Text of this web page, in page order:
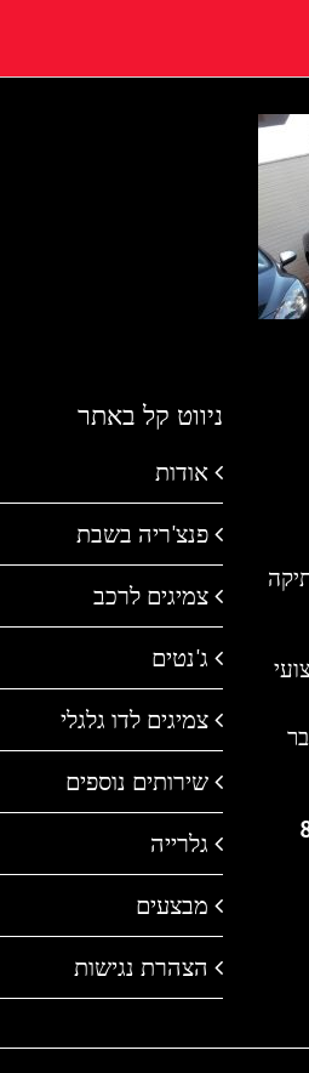
ניווט קל באתר
אודות
פנצ'ריה בשבת
צמיגים לרכב
ג'נטים
צמיגים לדו גלגלי
שירותים נוספים
גלרייה
מבצעים
הצהרת נגישות